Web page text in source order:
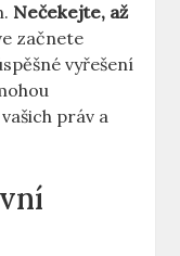
Nečekejte, až
začnete
vyřešení
práv a